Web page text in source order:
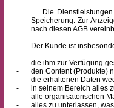
Die Dienstleistungen
Speicherung. Zur
nach diesen AGB
Der Kunde ist
-
die ihm zur Verfügung
-
den Content (Produkte)
-
die erhaltenen Daten
-
in seinem Bereich alles
-
alle organisatorischen
-
alles zu unterlassen,